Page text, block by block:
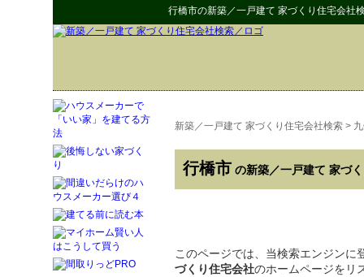
行橋市の新築／一戸建て 家づくり住宅会社
新築／一戸建て 家づくり住宅会社検索 >
行橋市 の新築／一戸建て 家づ
このページでは、当検索エンジンに
づくり住宅会社のホームページをリ